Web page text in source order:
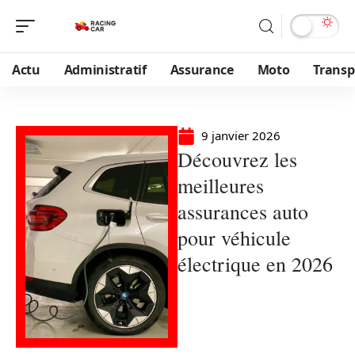
Actu Administratif Assurance Moto
9 janvier 2026
Découvrez les
meilleures
assurances auto
pour véhicule
électrique en 2026